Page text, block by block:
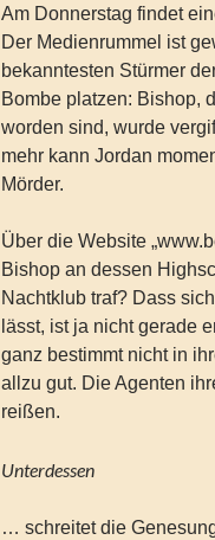
Am Donnerstag findet
Der Medienrummel ist
bekanntesten Stürmer
Bombe platzen: Bishop,
worden sind, wurde
mehr kann Jordan
Mörder.
Über die Website
Bishop an dessen
Nachtklub traf? Dass
lässt, ist ja nicht gerade
ganz bestimmt nicht in
allzu gut. Die Agenten
reißen.
Unterdessen
… schreitet die